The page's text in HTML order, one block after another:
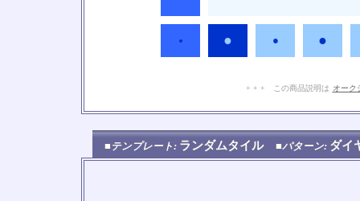
● ● ● ●
+ + + この商品説明は オーク
■テンプレート: ランダムタイル ■パターン: ダ